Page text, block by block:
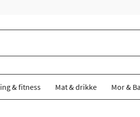
& fitness Mat & drikke Mor &